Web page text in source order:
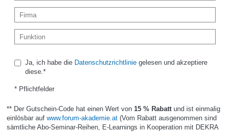
Ja, ich habe die Datenschutzrichtliniegelesen und akzeptiere
diese.*
* Pflichtfelder
** Der Gutschein-Code hat einen Wert von 15 % Rabatt und ist einmalig
einlösbar auf www.forum-akademie.at(Vom Rabatt ausgenommen sind
sämtliche Abo-Seminar-Reihen, E-Learnings in Kooperation mit DEKRA